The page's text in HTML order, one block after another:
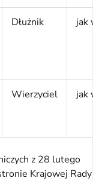
Dłużnik jak
Wierzyciel jak
z 28 lutego
Krajowej Rady